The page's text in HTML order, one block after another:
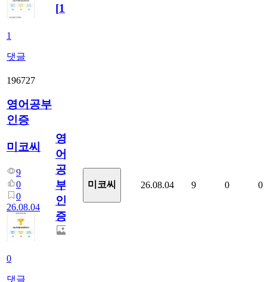
1
댓글
[1]
196727
영어공부
인증
미코씨
9
0
0
26.08.04
0
댓글
영
어
공
부
인
증
미코씨 26.08.04 9 0 0